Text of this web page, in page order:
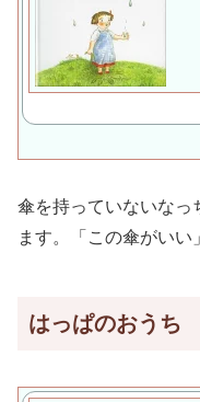
傘を持っていないなっ
ます。「この傘がいい
はっぱのおうち